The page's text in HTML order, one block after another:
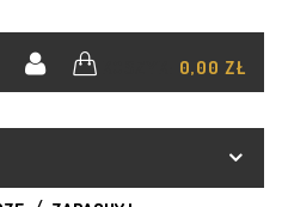
0,00 ZŁ